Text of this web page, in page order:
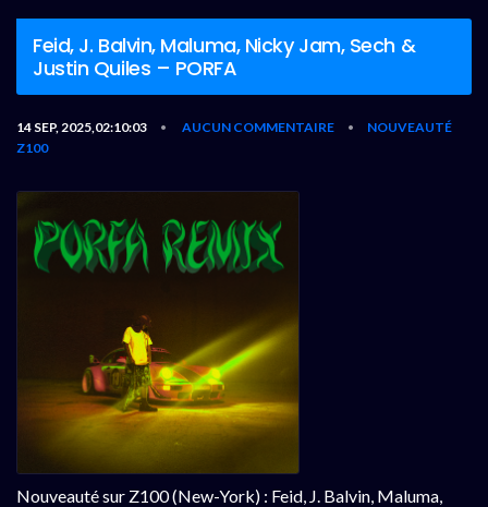
Feid, J. Balvin, Maluma, Nicky Jam, Sech &
Justin Quiles – PORFA
14 SEP, 2025,02:10:03 • AUCUN COMMENTAIRE •
NOUVEAUTÉ
Z100
Nouveauté sur Z100 (New-York) : Feid, J. Balvin, Maluma,